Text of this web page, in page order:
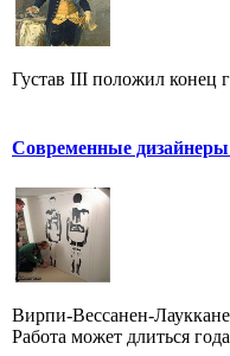
Густав III положил конец
Современные
Вирпи-Вессанен-
Работа может длиться